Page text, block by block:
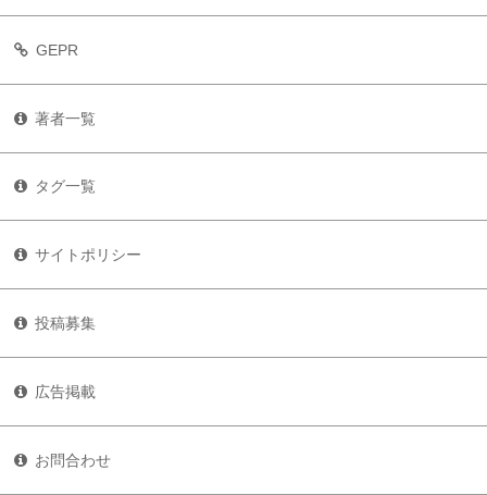
GEPR
著者一覧
タグ一覧
サイトポリシー
投稿募集
広告掲載
お問合わせ